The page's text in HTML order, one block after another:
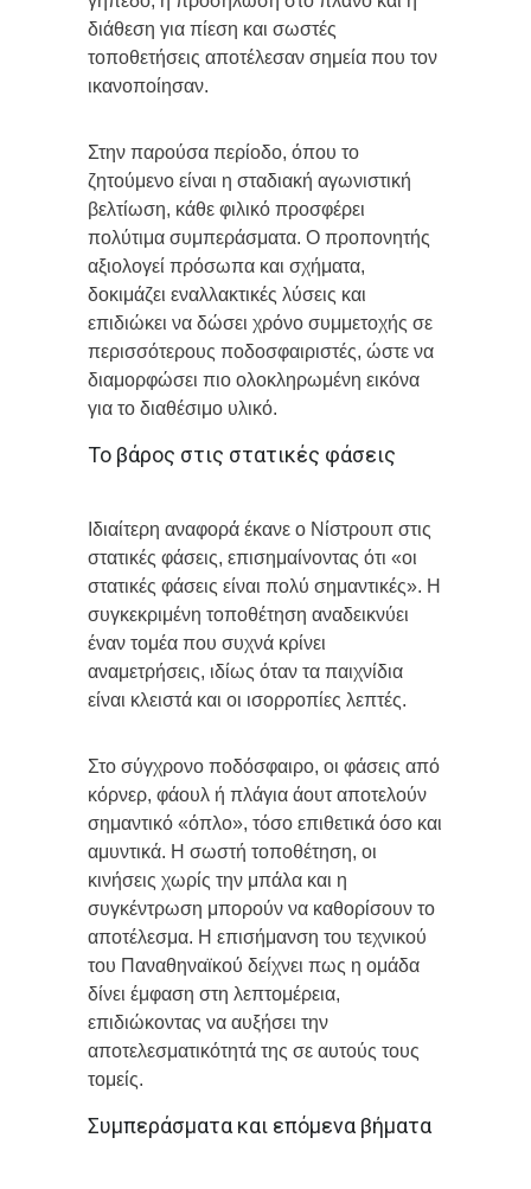
διάθεση για πίεση και σωστές
τοποθετήσεις αποτέλεσαν σημεία που τον
ικανοποίησαν.
Στην παρούσα περίοδο, όπου το
ζητούμενο είναι η σταδιακή αγωνιστική
βελτίωση, κάθε φιλικό προσφέρει
πολύτιμα συμπεράσματα. Ο προπονητής
αξιολογεί πρόσωπα και σχήματα,
δοκιμάζει εναλλακτικές λύσεις και
επιδιώκει να δώσει χρόνο συμμετοχής σε
περισσότερους ποδοσφαιριστές, ώστε να
διαμορφώσει πιο ολοκληρωμένη εικόνα
για το διαθέσιμο υλικό.
Το βάρος στις στατικές φάσεις
Ιδιαίτερη αναφορά έκανε ο Νίστρουπ στις
στατικές φάσεις, επισημαίνοντας ότι «οι
στατικές φάσεις είναι πολύ σημαντικές». Η
συγκεκριμένη τοποθέτηση αναδεικνύει
έναν τομέα που συχνά κρίνει
αναμετρήσεις, ιδίως όταν τα παιχνίδια
είναι κλειστά και οι ισορροπίες λεπτές.
Στο σύγχρονο ποδόσφαιρο, οι φάσεις από
κόρνερ, φάουλ ή πλάγια άουτ αποτελούν
σημαντικό «όπλο», τόσο επιθετικά όσο και
αμυντικά. Η σωστή τοποθέτηση, οι
κινήσεις χωρίς την μπάλα και η
συγκέντρωση μπορούν να καθορίσουν το
αποτέλεσμα. Η επισήμανση του τεχνικού
του Παναθηναϊκού δείχνει πως η ομάδα
δίνει έμφαση στη λεπτομέρεια,
επιδιώκοντας να αυξήσει την
αποτελεσματικότητά της σε αυτούς τους
τομείς.
Συμπεράσματα και επόμενα βήματα